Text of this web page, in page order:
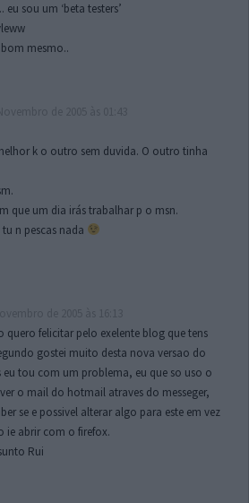
sou um ‘beta testers’
mesmo..
k o outro sem duvida. O outro tinha
que um dia irás trabalhar p o msn.
n pescas nada
quero felicitar pelo exelente blog que tens
gostei muito desta nova versao do
eu tou com um problema, eu que so uso o
o mail do hotmail atraves do messeger,
se e possivel alterar algo para este em vez
ie abrir com o firefox.
Rui